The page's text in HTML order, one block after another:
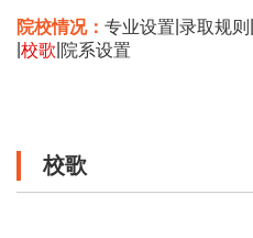
院校情况： 专业设置 录取规则
校歌 院系设置
校歌